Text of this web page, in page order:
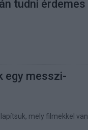
tudni érdemes
egy messzi-
mely filmekkel van